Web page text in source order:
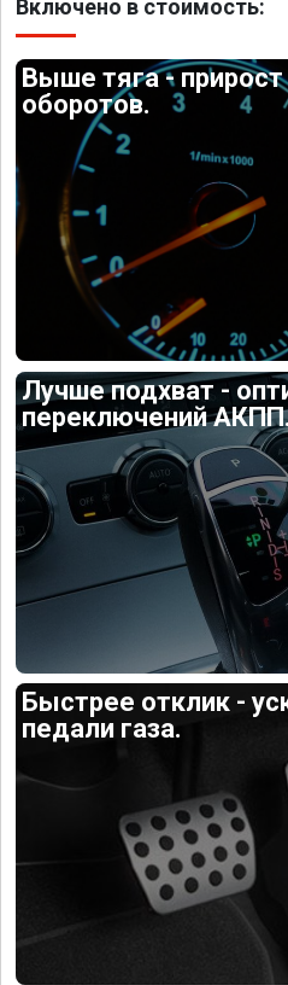
Включено в стоимость:
Выше тяга -
оборотов.
Лучше подхват -
переключений
Быстрее отклик -
педали газа.